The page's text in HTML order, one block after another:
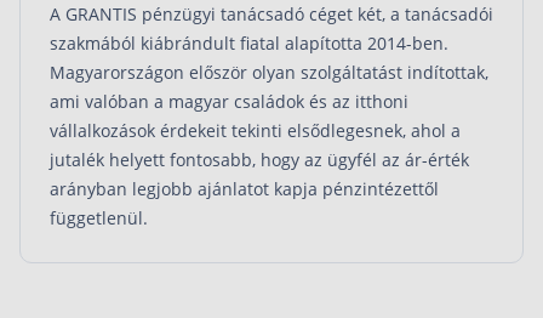
Babakötvény kisokos 👶
Lakástakarék
Hitel
Vállalkozói hitel
Lakáshitel
A GRANTIS pénzügyi tanácsadó céget két, a tanácsadói
szakmából kiábrándult fiatal alapította 2014-ben.
Magyarországon először olyan szolgáltatást indítottak,
ami valóban a magyar családok és az itthoni
vállalkozások érdekeit tekinti elsődlegesnek, ahol a
jutalék helyett fontosabb, hogy az ügyfél az ár-érték
arányban legjobb ajánlatot kapja pénzintézettől
függetlenül.